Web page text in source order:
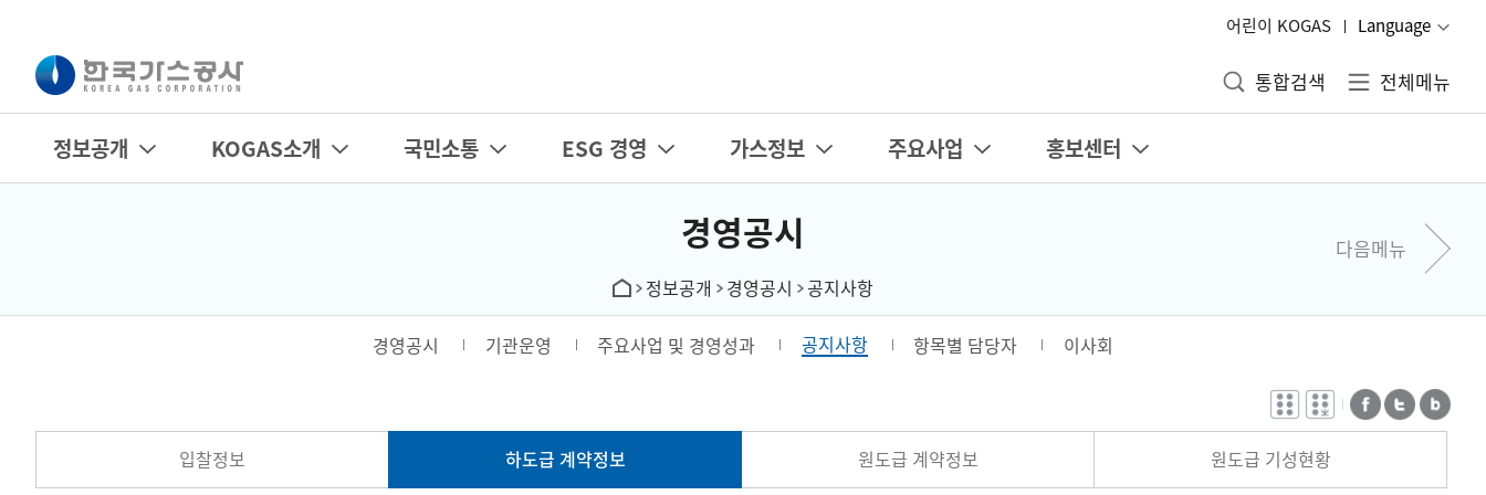
어린이 KOGAS Language
통합검색 전체메뉴
정보공개 KOGAS소개 국민소통 ESG 경영 가스정보 주요사업 홍보센터
경영공시
정보공개 경영공시 공지사항
다음메뉴
경영공시 기관운영 주요사업 및 경영성과 공지사항 항목별 담당자
이사회
전자점자
바로보기
전자점자
다운로드페이스북트위터블로그
입찰정보 하도급 계약정보 원도급 계약정보 원도급 기성현황